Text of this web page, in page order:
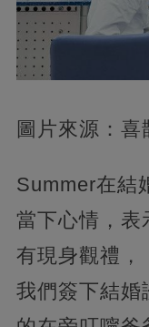
圖片來源：喜
Summer在結
當下心情，表
有現身觀禮，
我們簽下結婚